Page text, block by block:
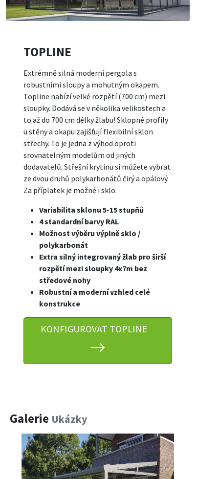
TOPLINE
Extrémně silná moderní pergola s
robustními sloupy a mohutným okapem.
Topline nabízí velké rozpětí (700 cm) mezi
sloupky. Dodává se v několika velikostech a
to až do 700 cm délky žlabu! Sklopné profily
u stěny a okapu zajišťují flexibilní sklon
střechy. To je jedna z výhod oproti
srovnatelným modelům od jiných
dodavatelů. Střešní krytinu si můžete vybrat
ze dvou druhů polykarbonátů čirý a opálový.
Za příplatek je možné i sklo.
Variabilita sklonu 5-15 stupňů
4 standardní barvy RAL
Možnost výběru výplně sklo /
polykarbonát
Extra silný integrovaný žlab pro širší
rozpětí mezi sloupky 4x7m bez
středové nohy
Robustní a moderní vzhled celé
konstrukce
KONFIGUROVAT TOPLINE
Galerie Ukázky